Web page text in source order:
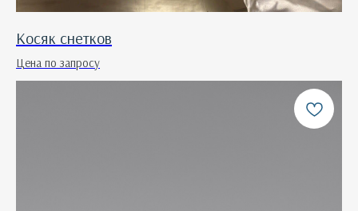
Косяк снетков
Цена по запросу